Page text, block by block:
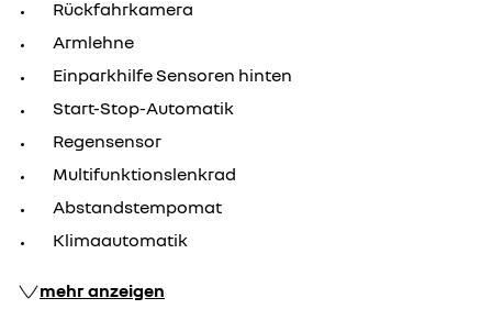
Rückfahrkamera
Armlehne
Einparkhilfe Sensoren hinten
Start-Stop-Automatik
Regensensor
Multifunktionslenkrad
Abstandstempomat
Klimaautomatik
mehr anzeigen